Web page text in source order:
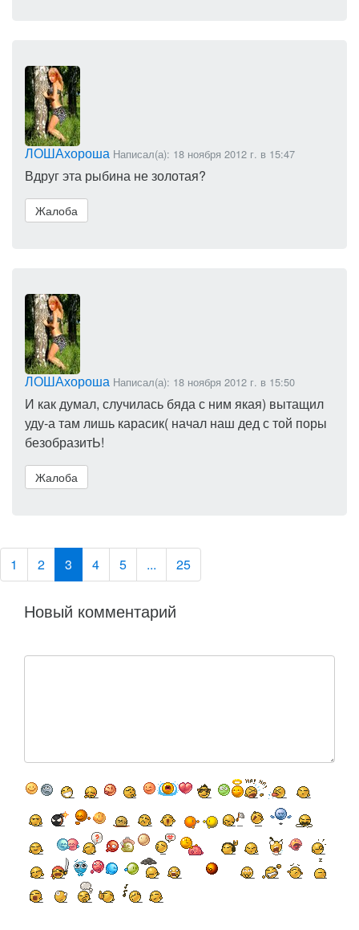
ЛОШАхороша Написал(а): 18 ноября 2012 г. в 15:47
Вдруг эта рыбина не золотая?
Жалоба
ЛОШАхороша Написал(а): 18 ноября 2012 г. в 15:50
И как думал, случилась бяда с ним якая) вытащил
уду-а там лишь карасик( начал наш дед с той поры
безобразитЬ!
Жалоба
1 2 3 4 5 ... 25
Новый комментарий